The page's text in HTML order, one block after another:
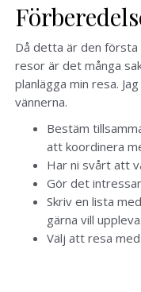
Då detta är den första
resor är det många
planlägga min resa.
vännerna.
Bestäm
att koordinera
Har ni svårt att
Gör det
Skriv en lista
gärna vill uppleva.
Välj att resa